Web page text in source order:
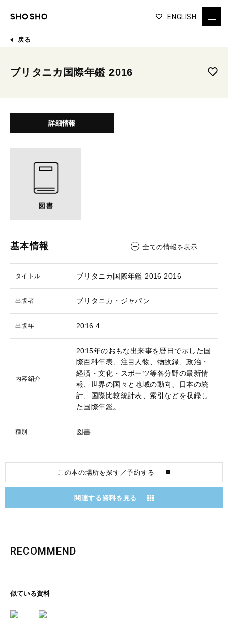
ENGLISH
戻る
ブリタニカ国際年鑑 2016
詳細情報
基本情報 全ての情報を表示
タイトル ブリタニカ国際年鑑 2016 2016
出版者 ブリタニカ・ジャパン
出版年 2016.4
内容紹介
2015年のおもな出来事を暦日で示した国
際百科年表、注目人物、物故録、政治・
経済・文化・スポーツ等各分野の最新情
報、世界の国々と地域の動向、日本の統
計、国際比較統計表、索引などを収録し
た国際年鑑。
種別 図書
この本の場所を探す／予約する
関連する資料を見る
RECOMMEND
似ている資料